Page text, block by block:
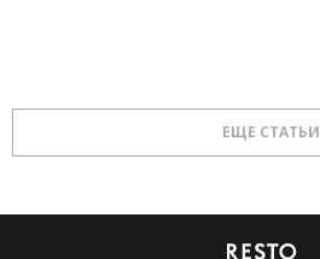
ЕЩЕ СТАТЬИ